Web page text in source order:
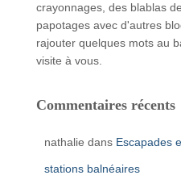
crayonnages, des blablas
papotages avec d'autres
rajouter quelques mots au
visite à vous.
Commentaires récents
nathalie dans Escapades
stations balnéaires